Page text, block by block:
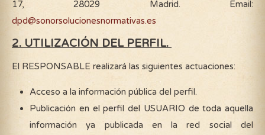
17, 28029 Madrid. Email:
dpd@sonorsolucionesnormativas.es
2. UTILIZACIÓN DEL PERFIL.
El RESPONSABLE realizará las siguientes actuaciones:
Acceso a la información pública del perfil.
Publicación en el perfil del USUARIO de toda aquella
información ya publicada en la red social del